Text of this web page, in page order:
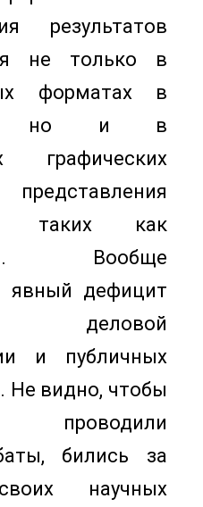
результатов
не только в
форматах в
но и в
графических
таких как
Вообще
явный дефицит
деловой
и публичных
Не видно, чтобы
проводили
бились за
научных